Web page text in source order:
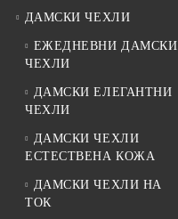
ДАМСКИ ЧЕХЛИ
ЕЖЕДНЕВНИ ДАМСКИ
ЧЕХЛИ
ДАМСКИ ЕЛЕГАНТНИ
ЧЕХЛИ
ДАМСКИ ЧЕХЛИ
ЕСТЕСТВЕНА КОЖА
ДАМСКИ ЧЕХЛИ НА
ТОК